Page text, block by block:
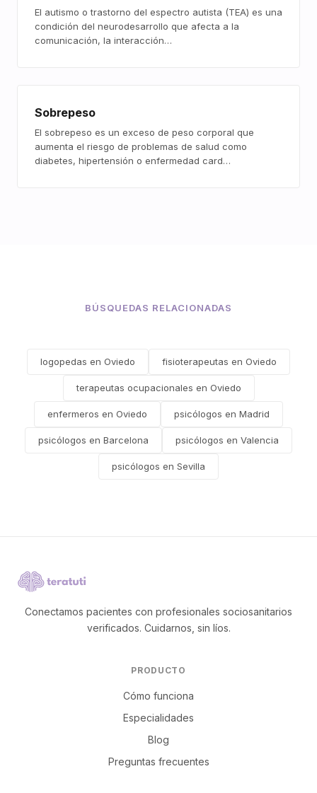
El autismo o trastorno del espectro autista (TEA) es una
condición del neurodesarrollo que afecta a la
comunicación, la interacción…
Sobrepeso
El sobrepeso es un exceso de peso corporal que
aumenta el riesgo de problemas de salud como
diabetes, hipertensión o enfermedad card…
BÚSQUEDAS RELACIONADAS
logopedas en Oviedo fisioterapeutas en Oviedo
terapeutas ocupacionales en Oviedo
enfermeros en Oviedo psicólogos en Madrid
psicólogos en Barcelona psicólogos en Valencia
psicólogos en Sevilla
Conectamos pacientes con profesionales sociosanitarios
verificados. Cuidarnos, sin líos.
PRODUCTO
Cómo funciona
Especialidades
Blog
Preguntas frecuentes